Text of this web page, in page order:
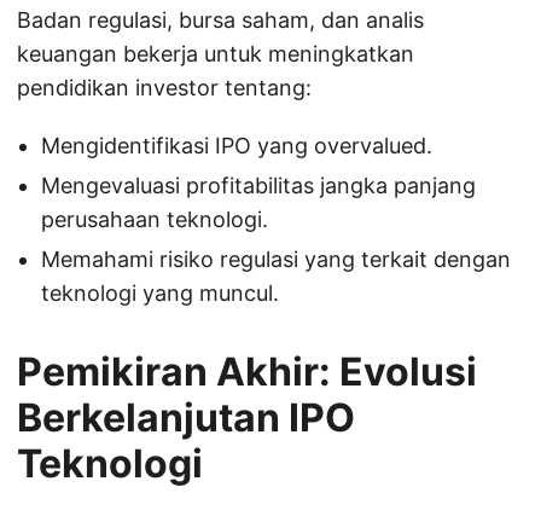
Badan regulasi, bursa saham, dan analis
keuangan bekerja untuk meningkatkan
pendidikan investor tentang:
Mengidentifikasi IPO yang overvalued.
Mengevaluasi profitabilitas jangka panjang
perusahaan teknologi.
Memahami risiko regulasi yang terkait dengan
teknologi yang muncul.
Pemikiran Akhir: Evolusi
Berkelanjutan IPO
Teknologi